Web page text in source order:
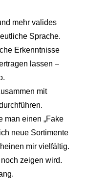
mehr valides
Sprache.
Erkenntnisse
lassen –
mit
man einen „Fake
neue Sortimente
mir vielfältig.
zeigen wird.
.